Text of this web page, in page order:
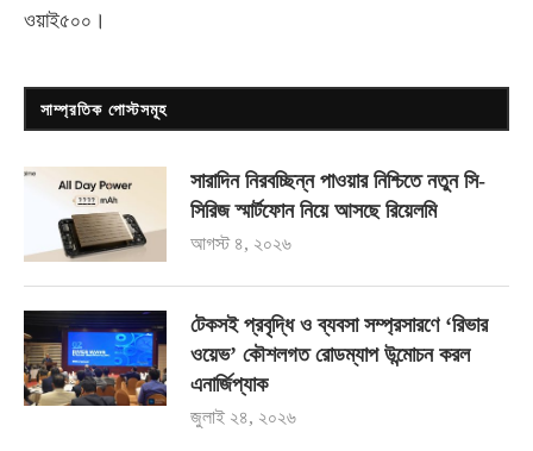
ওয়াই৫০০ ।
সাম্প্রতিক পোস্টসমূহ
সারাদিন নিরবচ্ছিন্ন পাওয়ার নিশ্চিতে নতুন সি-
সিরিজ স্মার্টফোন নিয়ে আসছে রিয়েলমি
আগস্ট ৪, ২০২৬
টেকসই প্রবৃদ্ধি ও ব্যবসা সম্প্রসারণে ‘রিভার
ওয়েভ’ কৌশলগত রোডম্যাপ উন্মোচন করল
এনার্জিপ্যাক
জুলাই ২৪, ২০২৬